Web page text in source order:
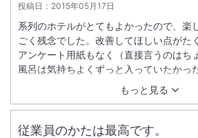
投稿日： 2015年05月17日
もっと見る
系列のホテルがとてもよかったので、楽
ごく残念でした。改善してほしい点がた
アンケート用紙もなく（直接言うのはち
風呂は気持ちよくずっと入っていたかっ
従業員のかたは最高です。